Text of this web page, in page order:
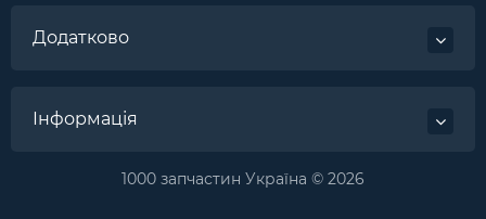
Додатково
Інформація
1000 запчастин Україна © 2026